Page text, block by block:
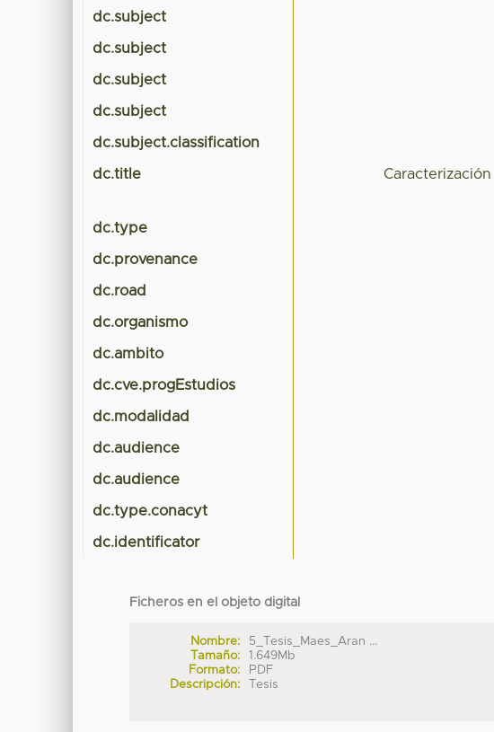
dc.subject
dc.subject
dc.subject
dc.subject
dc.subject.classification
dc.title
dc.type
dc.provenance
dc.road
dc.organismo
dc.ambito
dc.cve.progEstudios
dc.modalidad
dc.audience
dc.audience
dc.type.conacyt
dc.identificator
Ficheros en el objeto digital
Nombre:
5_Tesis_Maes_Aran ...
Tamaño:
1.649Mb
Formato:
PDF
Descripción:
Tesis